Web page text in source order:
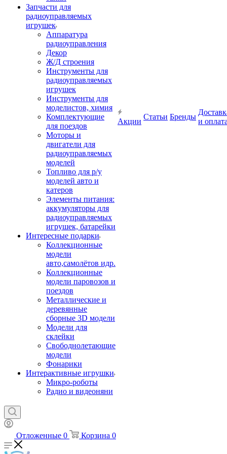
Запчасти для
радиоуправляемых
игрушек
Аппаратура
радиоуправления
Декор
Ж/Д строения
Инструменты для
радиоуправляемых
игрушек
Инструменты для
моделистов, химия
Комплектующие
для поездов
Моторы и
двигатели для
радиоуправляемых
моделей
Топливо для р/у
моделей авто и
катеров
Элементы питания:
аккумуляторы для
радиоуправляемых
игрушек, батарейки
Интересные подарки
Коллекционные
модели
авто,самолётов идр.
Коллекционные
модели паровозов и
поездов
Металлические и
деревянные
сборные 3D модели
Модели для
склейки
Свободнолетающие
модели
Фонарики
Интерактивные игрушки
Микро-роботы
Радио и видеоняни
Акции
Статьи Бренды
и
Отложенные 0 Корзина 0